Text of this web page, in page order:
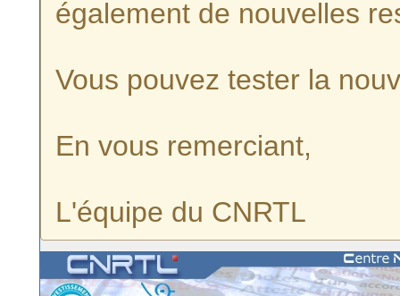
également de nouvelles
Vous pouvez tester la
En vous remerciant,
L'équipe du CNRTL